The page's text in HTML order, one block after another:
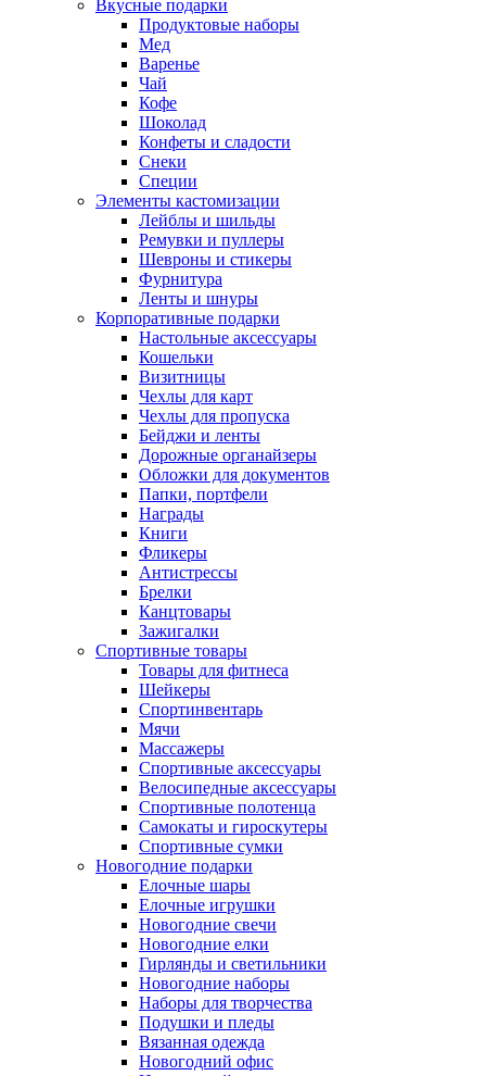
Вкусные подарки
Продуктовые наборы
Мед
Варенье
Чай
Кофе
Шоколад
Конфеты и сладости
Снеки
Специи
Элементы кастомизации
Лейблы и шильды
Ремувки и пуллеры
Шевроны и стикеры
Фурнитура
Ленты и шнуры
Корпоративные подарки
Настольные аксессуары
Кошельки
Визитницы
Чехлы для карт
Чехлы для пропуска
Бейджи и ленты
Дорожные органайзеры
Обложки для документов
Папки, портфели
Награды
Книги
Фликеры
Антистрессы
Брелки
Канцтовары
Зажигалки
Спортивные товары
Товары для фитнеса
Шейкеры
Спортинвентарь
Мячи
Массажеры
Спортивные аксессуары
Велосипедные аксессуары
Спортивные полотенца
Самокаты и гироскутеры
Спортивные сумки
Новогодние подарки
Елочные шары
Елочные игрушки
Новогодние свечи
Новогодние елки
Гирлянды и светильники
Новогодние наборы
Наборы для творчества
Подушки и пледы
Вязанная одежда
Новогодний офис